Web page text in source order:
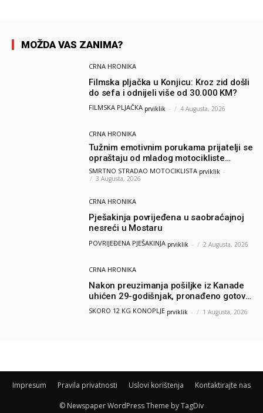
MOŽDA VAS ZANIMA?
CRNA HRONIKA
Filmska pljačka u Konjicu: Kroz zid došli
do sefa i odnijeli više od 30.000 KM?
FILMSKA PLJAČKA prviklik - 4 Augusta, 2026
CRNA HRONIKA
Tužnim emotivnim porukama prijatelji se
opraštaju od mladog motocikliste
Husnije Porča
SMRTNO STRADAO MOTOCIKLISTA prviklik -
3 Augusta, 2026
CRNA HRONIKA
Pješakinja povrijeđena u saobraćajnoj
nesreći u Mostaru
POVRIJEĐENA PJEŠAKINJA prviklik - 2 Augusta, 2026
CRNA HRONIKA
Nakon preuzimanja pošiljke iz Kanade
uhićen 29-godišnjak, pronađeno gotovo
12 kilograma konoplje
SKORO 12 KG KONOPLJE prviklik - 1 Augusta, 2026
Impresum Pravila privatnosti Uslovi korištenja Kontaktirajte nas
© Newspaper WordPress Theme by TagDiv